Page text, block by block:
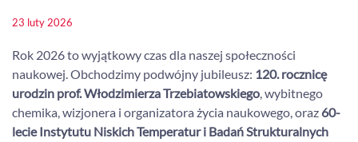
23 luty 2026
Rok 2026 to wyjątkowy czas dla naszej społeczności
naukowej. Obchodzimy podwójny jubileusz: 120. rocznicę
urodzin prof. Włodzimierza Trzebiatowskiego, wybitnego
chemika, wizjonera i organizatora życia naukowego, oraz 60-
lecie Instytutu Niskich Temperatur i Badań Strukturalnych